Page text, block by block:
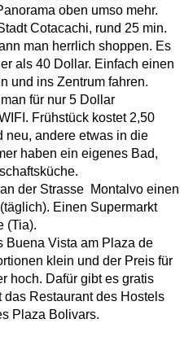
oben umso mehr.
Cotacachi, rund 25 min.
man herrlich shoppen. Es
als 40 Dollar. Einfach einen
und ins Zentrum fahren.
für nur 5 Dollar
Frühstück kostet 2,50
neu, andere etwas in die
haben ein eigenes Bad,
der Strasse Montalvo einen
Einen Supermarkt
(Tia).
Buena Vista am Plaza de
klein und der Preis für
hoch. Dafür gibt es gratis
das Restaurant des Hostels
Plaza Bolivars.